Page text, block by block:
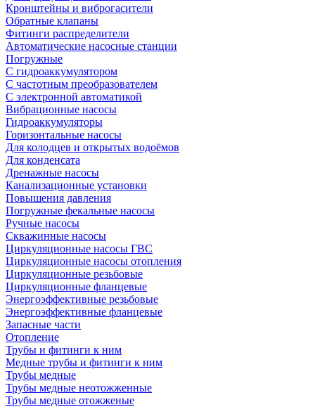
Кронштейны и виброгасители
Обратные клапаны
Фитинги распределители
Автоматические насосные станции
Погружные
С гидроаккумулятором
С частотным преобразователем
С электронной автоматикой
Вибрационные насосы
Гидроаккумуляторы
Горизонтальные насосы
Для колодцев и открытых водоёмов
Для конденсата
Дренажные насосы
Канализационные установки
Повышения давления
Погружные фекальные насосы
Ручные насосы
Скважинные насосы
Циркуляционные насосы ГВС
Циркуляционные насосы отопления
Циркуляционные резьбовые
Циркуляционные фланцевые
Энергоэффективные резьбовые
Энергоэффективные фланцевые
Запасные части
Отопление
Трубы и фитинги к ним
Медные трубы и фитинги к ним
Трубы медные
Трубы медные неотожженные
Трубы медные отожженые